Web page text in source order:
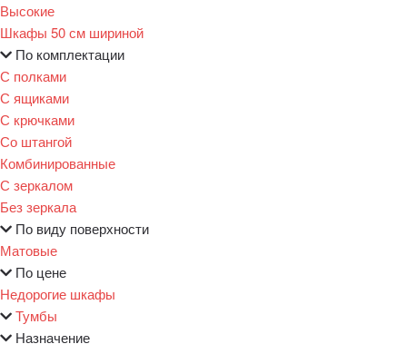
Высокие
Шкафы 50 см шириной
По комплектации
С полками
С ящиками
С крючками
Со штангой
Комбинированные
С зеркалом
Без зеркала
По виду поверхности
Матовые
По цене
Недорогие шкафы
Тумбы
Назначение